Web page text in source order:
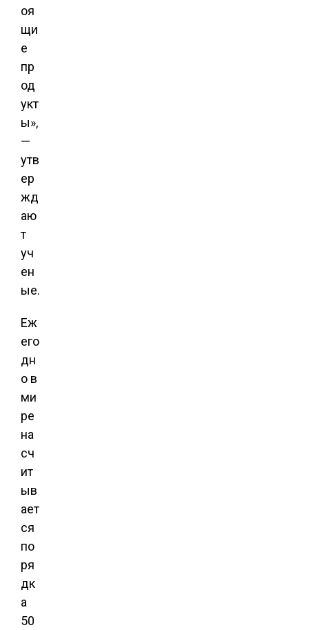
оя
щи
е
пр
од
укт
ы»,
—
утв
ер
жд
аю
т
уч
ен
ые.
Еж
его
дн
о в
ми
ре
на
сч
ит
ыв
ает
ся
по
ря
дк
а
50